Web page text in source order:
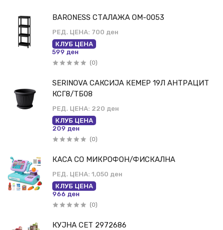
BARONESS СТАЛАЖА ОМ-0053
РЕД. ЦЕНА: 700 ден
КЛУБ ЦЕНА
599 ден
(0)
SERINOVA САКСИЈА КЕМЕР 19Л АНТРАЦИТ
КСГ8/ТБ08
РЕД. ЦЕНА: 220 ден
КЛУБ ЦЕНА
209 ден
(0)
КАСА СО МИКРОФОН/ФИСКАЛНА
РЕД. ЦЕНА: 1,050 ден
КЛУБ ЦЕНА
966 ден
(0)
КУЈНА СЕТ 2972686